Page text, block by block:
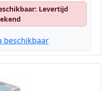
Levertijd
beschikbaar